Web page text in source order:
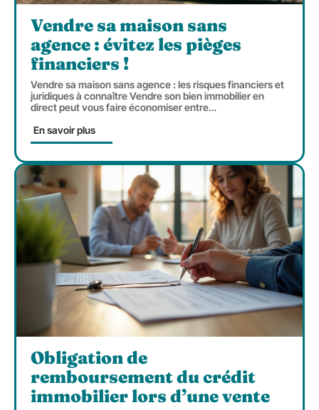
Vendre sa maison sans
agence : évitez les pièges
financiers !
Vendre sa maison sans agence : les risques financiers et
juridiques à connaître Vendre son bien immobilier en
direct peut vous faire économiser entre…
En savoir plus
Obligation de
remboursement du crédit
immobilier lors d’une vente